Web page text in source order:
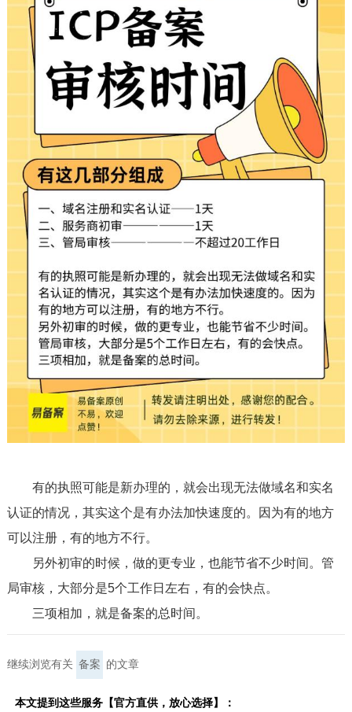
有的执照可能是新办理的，就会出现无法做域名和实名
认证的情况，其实这个是有办法加快速度的。因为有的地方
可以注册，有的地方不行。
另外初审的时候，做的更专业，也能节省不少时间。管
局审核，大部分是5个工作日左右，有的会快点。
三项相加，就是备案的总时间。
继续浏览有关 备案 的文章
本文提到这些服务【官方直供，放心选择】：